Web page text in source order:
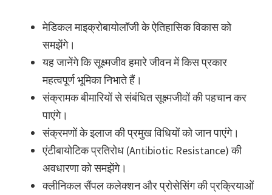
मेडिकल माइक्रोबायोलॉजी के ऐतिहासिक विकास को
समझेंगे।
यह जानेंगे कि सूक्ष्मजीव हमारे जीवन में किस प्रकार
महत्वपूर्ण भूमिका निभाते हैं।
संक्रामक बीमारियों से संबंधित सूक्ष्मजीवों की पहचान कर
पाएंगे।
संक्रमणों के इलाज की प्रमुख विधियों को जान पाएंगे।
एंटीबायोटिक प्रतिरोध (Antibiotic Resistance) की
अवधारणा को समझेंगे।
क्लीनिकल सैंपल कलेक्शन और प्रोसेसिंग की प्रक्रियाओं